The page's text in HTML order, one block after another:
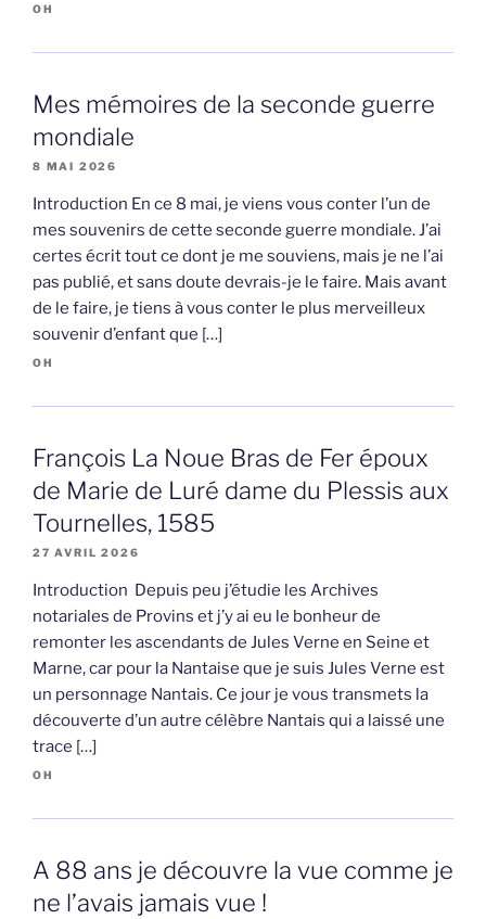
OH
Mes mémoires de la seconde guerre
mondiale
8 MAI 2026
Introduction En ce 8 mai, je viens vous conter l’un de
mes souvenirs de cette seconde guerre mondiale. J’ai
certes écrit tout ce dont je me souviens, mais je ne l’ai
pas publié, et sans doute devrais-je le faire. Mais avant
de le faire, je tiens à vous conter le plus merveilleux
souvenir d’enfant que […]
OH
François La Noue Bras de Fer époux
de Marie de Luré dame du Plessis aux
Tournelles, 1585
27 AVRIL 2026
Introduction Depuis peu j’étudie les Archives
notariales de Provins et j’y ai eu le bonheur de
remonter les ascendants de Jules Verne en Seine et
Marne, car pour la Nantaise que je suis Jules Verne est
un personnage Nantais. Ce jour je vous transmets la
découverte d’un autre célèbre Nantais qui a laissé une
trace […]
OH
A 88 ans je découvre la vue comme je
ne l’avais jamais vue !